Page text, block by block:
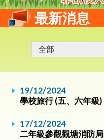
最新消息
19/12/2024
學校旅行 (五、六年級)
17/12/2024
二年級參觀觀塘消防局